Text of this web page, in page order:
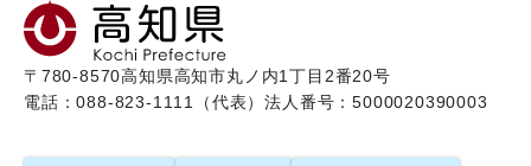
〒780-8570高知県高知市丸ノ内1丁目2番20号
電話：088-823-1111（代表）法人番号：5000020390003